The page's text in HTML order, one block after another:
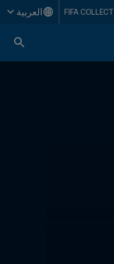
FIFA COLLECT العربية